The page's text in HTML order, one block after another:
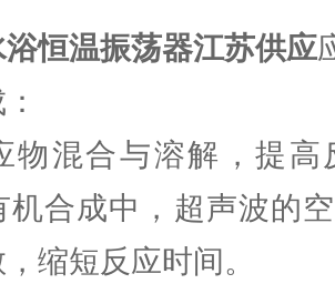
恒温振荡器江苏供应
物混合与溶解，提
机合成中，超声波的
缩短反应时间。